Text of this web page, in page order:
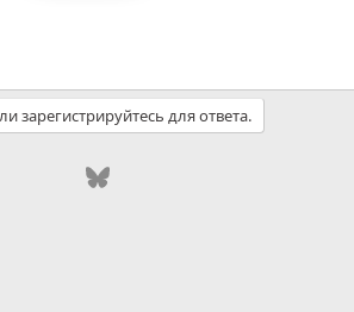
зарегистрируйтесь для ответа.
Odnoklassniki
Mail.ruBluesky